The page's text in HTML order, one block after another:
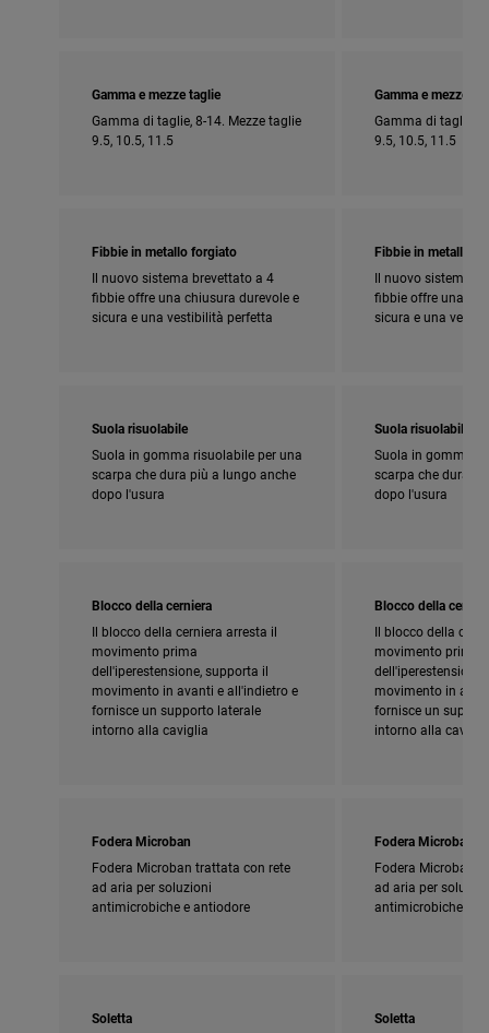
Gamma e mezze taglie
Gamma di taglie, 8-14. Mezze taglie
9.5, 10.5, 11.5
Gamma e mezze
Gamma di taglie,
9.5, 10.5, 11.5
Fibbie in metallo forgiato
Il nuovo sistema brevettato a 4
fibbie offre una chiusura durevole e
sicura e una vestibilità perfetta
Fibbie in metallo
Il nuovo sistema
fibbie offre una
sicura e una
Suola risuolabile
Suola in gomma risuolabile per una
scarpa che dura più a lungo anche
dopo l'usura
Suola risuolabile
Suola in gomma
scarpa che dura
dopo l'usura
Blocco della cerniera
Il blocco della cerniera arresta il
movimento prima
dell'iperestensione, supporta il
movimento in avanti e all'indietro e
fornisce un supporto laterale
intorno alla caviglia
Blocco della
Il blocco della
movimento prima
movimento in
fornisce un
intorno alla
Fodera Microban
Fodera Microban trattata con rete
ad aria per soluzioni
antimicrobiche e antiodore
Fodera Microban
Fodera Microban
ad aria per
antimicrobiche e
Soletta
Soletta